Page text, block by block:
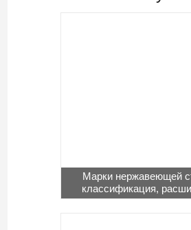
Марки нержавеющей
классификация,